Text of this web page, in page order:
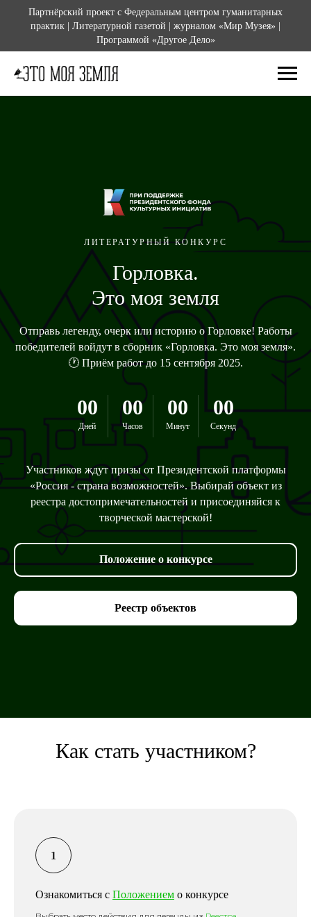
Партнёрский проект с Федеральным центром гуманитарных
практик | Литературной газетой | журналом «Мир Музея» |
Программой «Другое Дело»
ЛИТЕРАТУРНЫЙ КОНКУРС
Горловка.
Это моя земля
Отправь легенду, очерк или историю о Горловке! Работы
победителей войдут в сборник «Горловка. Это моя земля».
🕐 Приём работ до 15 сентября 2025.
00
Дней
00
Часов
00
Минут
00
Секунд
Участников ждут призы от Президентской платформы
«Россия - страна возможностей». Выбирай объект из
реестра достопримечательностей и присоединяйся к
творческой мастерской!
Положение о конкурсе
Реестр объектов
Как стать участником?
Ознакомиться с Положением о конкурсе